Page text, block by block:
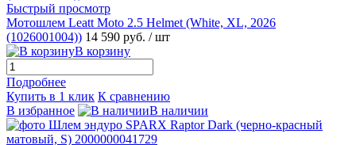
Быстрый просмотр
Мотошлем Leatt Moto 2.5 Helmet (White, XL, 2026
(1026001004)) 14 590 руб. / шт
В корзину
Подробнее
Купить в 1 клик К сравнению
В избранное
В наличии